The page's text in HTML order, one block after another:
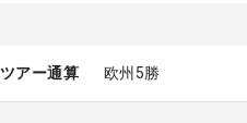
ツアー通算 欧州5勝